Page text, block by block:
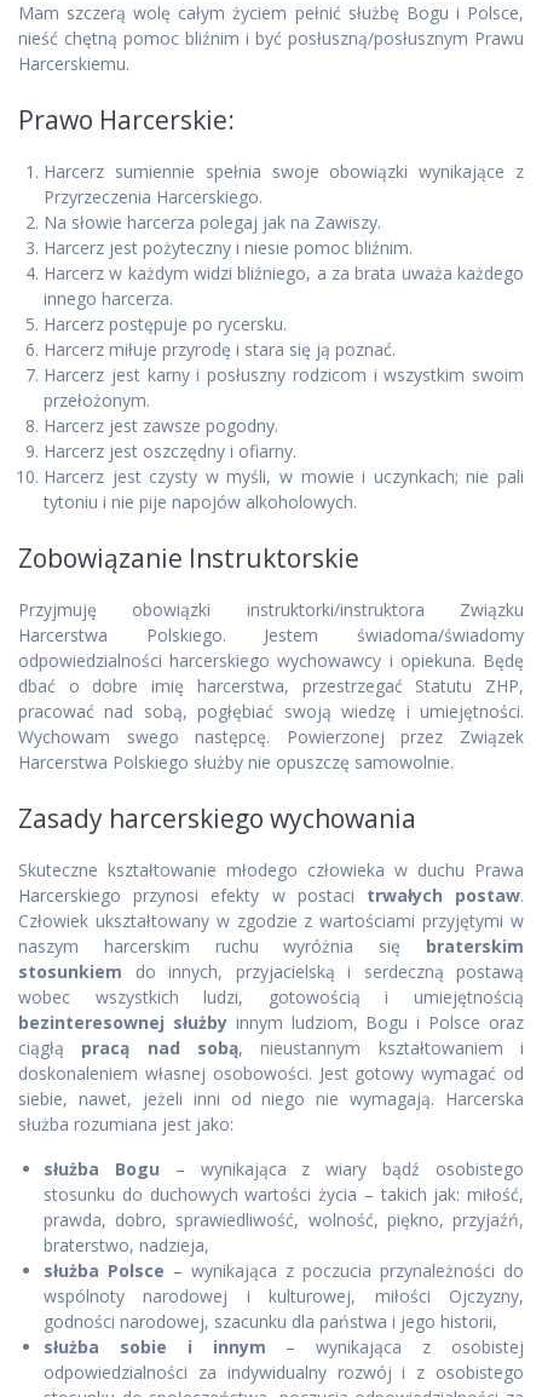
Mam szczerą wolę całym życiem pełnić służbę Bogu i Polsce,
nieść chętną pomoc bliźnim i być posłuszną/posłusznym Prawu
Harcerskiemu.
Prawo Harcerskie:
Harcerz sumiennie spełnia swoje obowiązki wynikające z
Przyrzeczenia Harcerskiego.
Na słowie harcerza polegaj jak na Zawiszy.
Harcerz jest pożyteczny i niesie pomoc bliźnim.
Harcerz w każdym widzi bliźniego, a za brata uważa każdego
innego harcerza.
Harcerz postępuje po rycersku.
Harcerz miłuje przyrodę i stara się ją poznać.
Harcerz jest karny i posłuszny rodzicom i wszystkim swoim
przełożonym.
Harcerz jest zawsze pogodny.
Harcerz jest oszczędny i ofiarny.
Harcerz jest czysty w myśli, w mowie i uczynkach; nie pali
tytoniu i nie pije napojów alkoholowych.
Zobowiązanie Instruktorskie
Przyjmuję obowiązki instruktorki/instruktora Związku
Harcerstwa Polskiego. Jestem świadoma/świadomy
odpowiedzialności harcerskiego wychowawcy i opiekuna. Będę
dbać o dobre imię harcerstwa, przestrzegać Statutu ZHP,
pracować nad sobą, pogłębiać swoją wiedzę i umiejętności.
Wychowam swego następcę. Powierzonej przez Związek
Harcerstwa Polskiego służby nie opuszczę samowolnie.
Zasady harcerskiego wychowania
Skuteczne kształtowanie młodego człowieka w duchu Prawa
Harcerskiego przynosi efekty w postaci trwałych postaw.
Człowiek ukształtowany w zgodzie z wartościami przyjętymi w
naszym harcerskim ruchu wyróżnia się braterskim
stosunkiem do innych, przyjacielską i serdeczną postawą
wobec wszystkich ludzi, gotowością i umiejętnością
bezinteresownej służbyinnym ludziom, Bogu i Polsce oraz
ciągłą pracą nad sobą, nieustannym kształtowaniem i
doskonaleniem własnej osobowości. Jest gotowy wymagać od
siebie, nawet, jeżeli inni od niego nie wymagają. Harcerska
służba rozumiana jest jako:
służba Bogu – wynikająca z wiary bądź osobistego
stosunku do duchowych wartości życia – takich jak: miłość,
prawda, dobro, sprawiedliwość, wolność, piękno, przyjaźń,
braterstwo, nadzieja,
służba Polsce – wynikająca z poczucia przynależności do
wspólnoty narodowej i kulturowej, miłości Ojczyzny,
godności narodowej, szacunku dla państwa i jego historii,
służba sobie i innym – wynikająca z osobistej
odpowiedzialności za indywidualny rozwój i z osobistego